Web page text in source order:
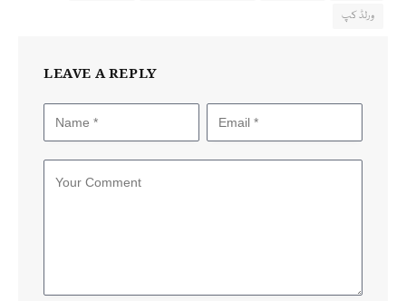
ورلڈ کپ
LEAVE A REPLY